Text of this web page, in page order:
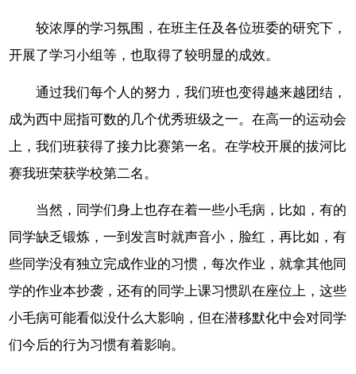
较浓厚的学习氛围，在班主任及各位班委的研究下，
开展了学习小组等，也取得了较明显的成效。
通过我们每个人的努力，我们班也变得越来越团结，
成为西中屈指可数的几个优秀班级之一。在高一的运动会
上，我们班获得了接力比赛第一名。在学校开展的拔河比
赛我班荣获学校第二名。
当然，同学们身上也存在着一些小毛病，比如，有的
同学缺乏锻炼，一到发言时就声音小，脸红，再比如，有
些同学没有独立完成作业的习惯，每次作业，就拿其他同
学的作业本抄袭，还有的同学上课习惯趴在座位上，这些
小毛病可能看似没什么大影响，但在潜移默化中会对同学
们今后的行为习惯有着影响。